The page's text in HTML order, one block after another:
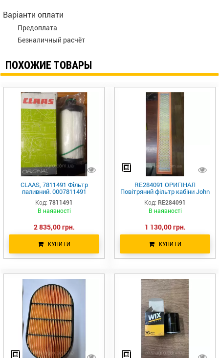
Варіанти оплати
Предоплата
Безналичный расчёт
ПОХОЖИЕ ТОВАРЫ
CLAAS, 7811491 Фільтр
паливний. 0007811491
000781149 781149.1 SN70430
Код: 7811491
В наявності
2 835,00 грн.
КУПИТИ
RE284091 ОРИГІНАЛ
Повітряний фільтр кабіни John
Deere SC90186 AF55740
CU61225 RE333567 PA5696
Код: RE284091
В наявності
1 130,00 грн.
КУПИТИ